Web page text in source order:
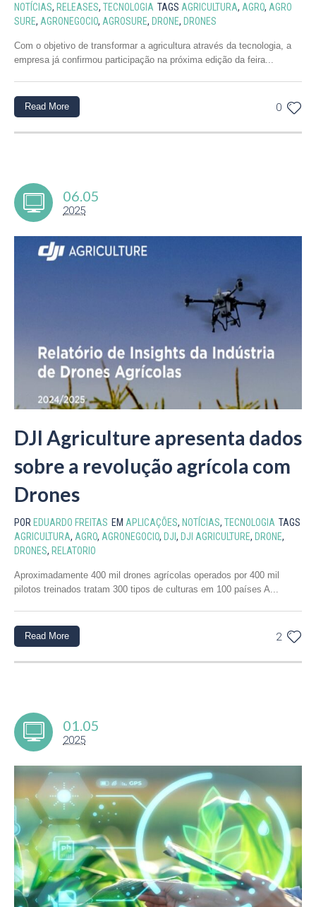
NOTÍCIAS, RELEASES, TECNOLOGIA TAGS AGRICULTURA, AGRO, AGRO
SURE, AGRONEGOCIO, AGROSURE, DRONE, DRONES
Com o objetivo de transformar a agricultura através da tecnologia, a
empresa já confirmou participação na próxima edição da feira...
0
Read More
06.05
2025
DJI Agriculture apresenta dados
sobre a revolução agrícola com
Drones
POR EDUARDO FREITAS EM APLICAÇÕES, NOTÍCIAS, TECNOLOGIA TAGS
AGRICULTURA, AGRO, AGRONEGOCIO, DJI , DJI AGRICULTURE, DRONE,
DRONES, RELATORIO
Aproximadamente 400 mil drones agrícolas operados por 400 mil
pilotos treinados tratam 300 tipos de culturas em 100 países A...
2
Read More
01.05
2025